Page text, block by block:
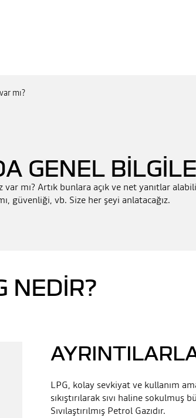
mı?
GENEL
var mı? Artık bunlara açık ve net yanıtlar
güvenliği, vb. Size her şeyi anlatacağız.
NEDIR?
LPG, kolay sevkiyat ve kullanım
sıkıştırılarak sıvı haline
Sıvılaştırılmış Petrol Gazıdır.